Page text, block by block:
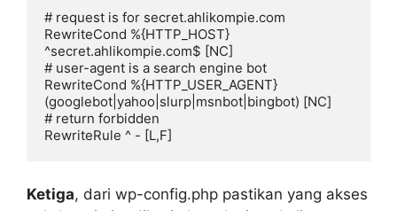
# request is for secret.ahlikompie.com
RewriteCond %{HTTP_HOST}
^secret.ahlikompie.com$ [NC]
# user-agent is a search engine bot
RewriteCond %{HTTP_USER_AGENT}
(googlebot|yahoo|slurp|msnbot|bingbot) [NC]
# return forbidden
RewriteRule ^ - [L,F]
Ketiga, dari wp-config.php pastikan yang akses